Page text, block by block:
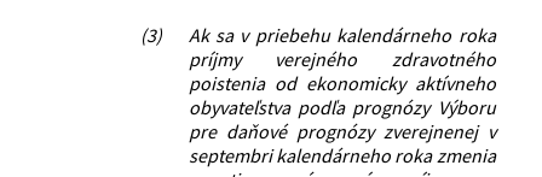
(3)
Ak sa v priebehu kalendárneho roka
príjmy verejného zdravotného
poistenia od ekonomicky aktívneho
obyvateľstva podľa prognózy Výboru
pre daňové prognózy zverejnenej v
septembri kalendárneho roka zmenia